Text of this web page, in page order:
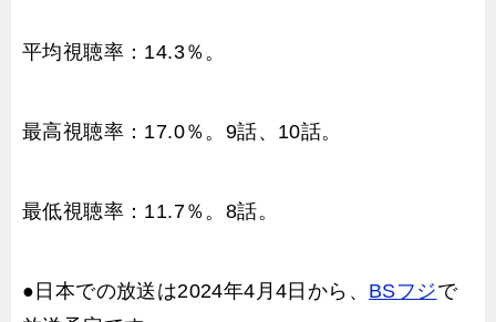
平均視聴率：14.3％。
最高視聴率：17.0％。9話、10話。
最低視聴率：11.7％。8話。
●日本での放送は2024年4月4日から、 BSフジで